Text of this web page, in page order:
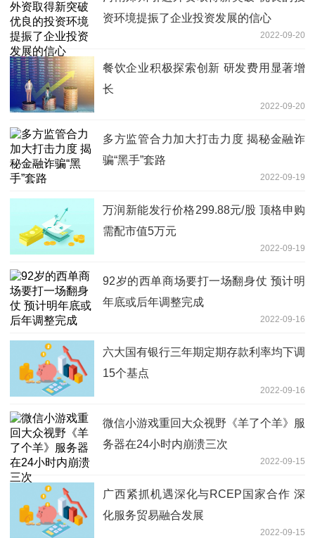
资环境提振了企业投资发展的信心
2022-09-20
餐饮企业积极探索创新 研发费用显著增
长
2022-09-20
多方监管合力加大打击力度 揭秘金融诈
骗“黑手”套路
2022-09-19
万润新能发行价格299.88元/股 顶格申购
需配市值5万元
2022-09-19
92岁的西单商场要打一场翻身仗 预计明
年底或后年调整完成
2022-09-16
六大国有银行三年期定期存款利率均下调
15个基点
2022-09-16
微信小游戏重回大众视野《羊了个羊》服
务器在24小时内崩溃三次
2022-09-15
广西紧抓机遇深化与RCEP国家合作 深
化服务贸易融合发展
2022-09-15